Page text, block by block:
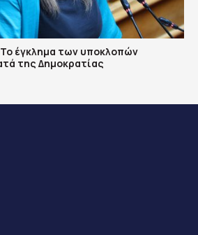
έγκλημα των υποκλοπών
της Δημοκρατίας